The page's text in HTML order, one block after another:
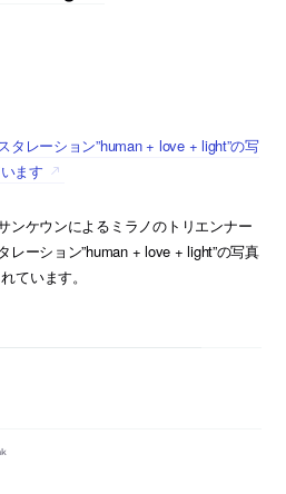
タレーション”human + love + light”の写
ます
ンケウンによるミラノのトリエンナー
レーション”human + love + light”の写真
ています。